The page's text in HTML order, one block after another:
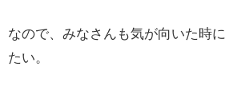
なので、みなさんも気が向いた時
たい。